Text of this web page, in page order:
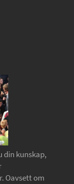
din kunskap,
Oavsett om